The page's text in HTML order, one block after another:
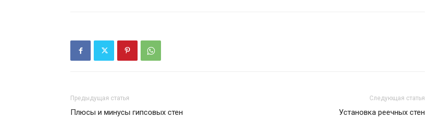
Предыдущая статья
Плюсы и минусы гипсовых стен
Следующая статья
Установка реечных стен